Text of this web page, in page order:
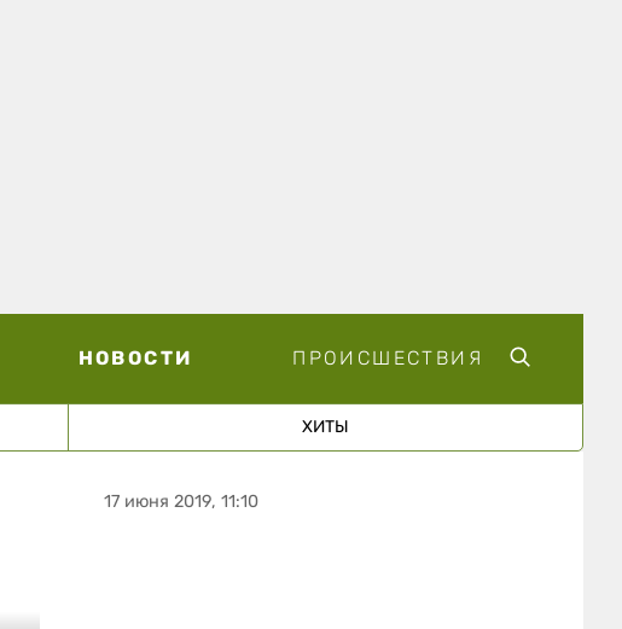
НОВОСТИ ПРОИСШЕСТВИЯ
ХИТЫ
17 июня 2019, 11:10